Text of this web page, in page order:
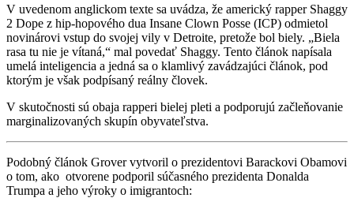
V uvedenom anglickom texte sa uvádza, že americký rapper Shaggy
2 Dope z hip-hopového dua Insane Clown Posse (ICP) odmietol
novinárovi vstup do svojej vily v Detroite, pretože bol biely. „Biela
rasa tu nie je vítaná,“ mal povedať Shaggy. Tento článok napísala
umelá inteligencia a jedná sa o klamlivý zavádzajúci článok, pod
ktorým je však podpísaný reálny človek.
V skutočnosti sú obaja rapperi bielej pleti a podporujú začleňovanie
marginalizovaných skupín obyvateľstva.
Podobný článok Grover vytvoril o prezidentovi Barackovi Obamovi
o tom, ako otvorene podporil súčasného prezidenta Donalda
Trumpa a jeho výroky o imigrantoch: